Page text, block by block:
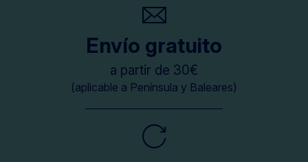
Envío gratuito
a partir de 30€
(aplicable a Península y Baleares)